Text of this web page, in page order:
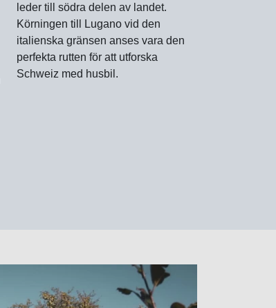
leder till södra delen av landet.
Körningen till Lugano vid den
italienska gränsen anses vara den
perfekta rutten för att utforska
Schweiz med husbil.